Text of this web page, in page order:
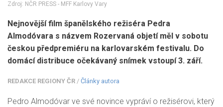
Zdroj: NČR PRESS - MFF Karlovy Vary
Nejnovější film španělského režiséra Pedra
Almodóvara s názvem Rozervaná objetí měl v sobotu
českou předpremiéru na karlovarském festivalu. Do
domácí distribuce očekávaný snímek vstoupí 3. září.
REDAKCE REGIONY ČR / Články autora
Pedro Almodóvar ve své novince vypráví o režisérovi, který